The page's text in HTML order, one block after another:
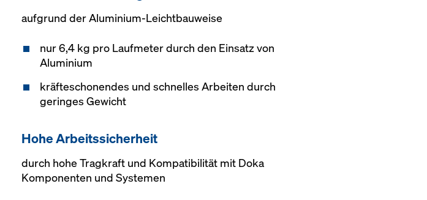
aufgrund der Aluminium-Leichtbauweise
nur 6,4 kg pro Laufmeter durch den Einsatz von
Aluminium
kräfteschonendes und schnelles Arbeiten durch
geringes Gewicht
Hohe Arbeitssicherheit
durch hohe Tragkraft und Kompatibilität mit Doka
Komponenten und Systemen